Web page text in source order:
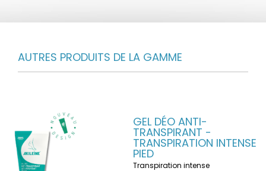
AUTRES PRODUITS DE LA GAMME
GEL DÉO ANTI-
TRANSPIRANT -
TRANSPIRATION INTENSE
PIED
Transpiration intense